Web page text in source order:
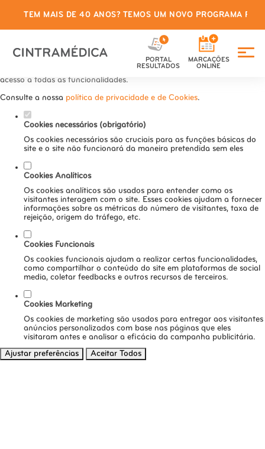
Defina as suas preferências de
cookies para este website.
Este website utiliza cookies estritamente necessários, analíticos e
acesso a todas as funcionalidades.
Consulte a nossa política de privacidade e de Cookies.
Cookies necessários (obrigatório)
Os cookies necessários são cruciais para as funções básicas do
site e o site não funcionará da maneira pretendida sem eles
Cookies Analíticos
Os cookies analíticos são usados para entender como os
visitantes interagem com o site. Esses cookies ajudam a fornecer
informações sobre as métricas do número de visitantes, taxa de
rejeição, origem do tráfego, etc.
Cookies Funcionais
Os cookies funcionais ajudam a realizar certas funcionalidades,
como compartilhar o conteúdo do site em plataformas de social
media, coletar feedbacks e outros recursos de terceiros.
Cookies Marketing
Os cookies de marketing são usados para entregar aos visitantes
anúncios personalizados com base nas páginas que eles
visitaram antes e analisar a eficácia da campanha publicitária.
Ajustar preferências
Aceitar Todos
TEM MAIS DE 40 ANOS? TEMOS UM NOVO PROGRAMA
PORTAL
RESULTADOS
MARCAÇÕES
ONLINE